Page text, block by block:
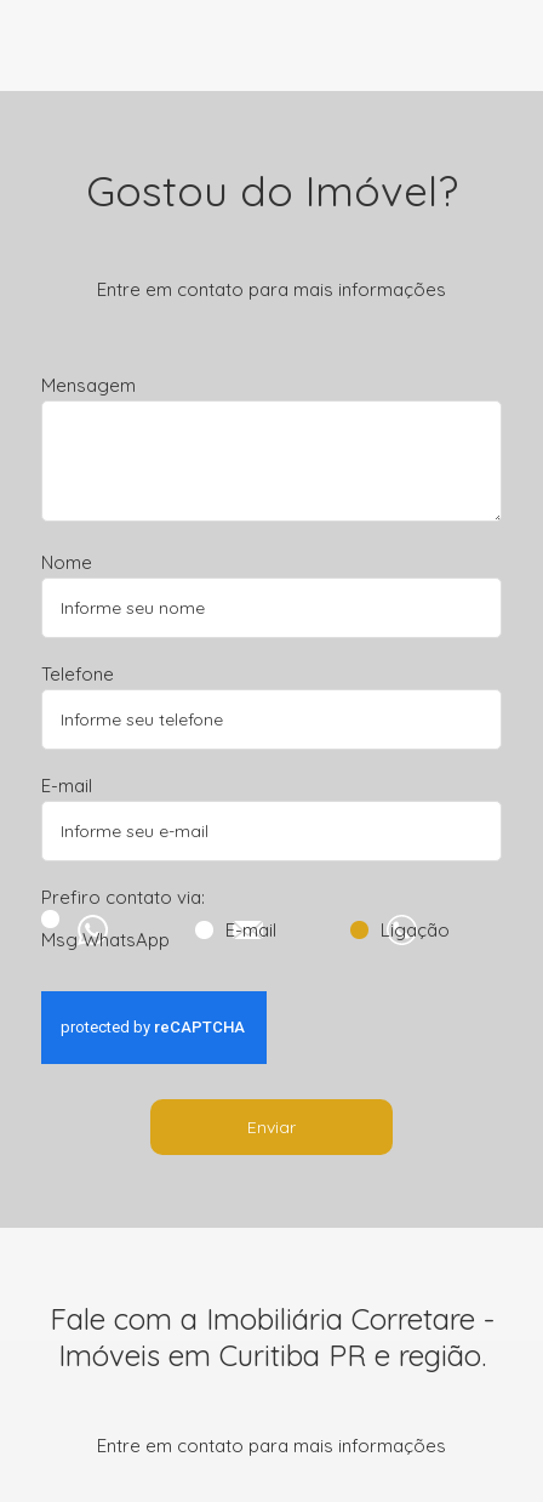
Gostou do Imóvel?
Entre em contato para mais informações
Mensagem
Nome
Telefone
E-mail
Prefiro contato via:
Msg WhatsApp
E-mail Ligação
Enviar
Fale com a Imobiliária Corretare -
Imóveis em Curitiba PR e região.
Entre em contato para mais informações